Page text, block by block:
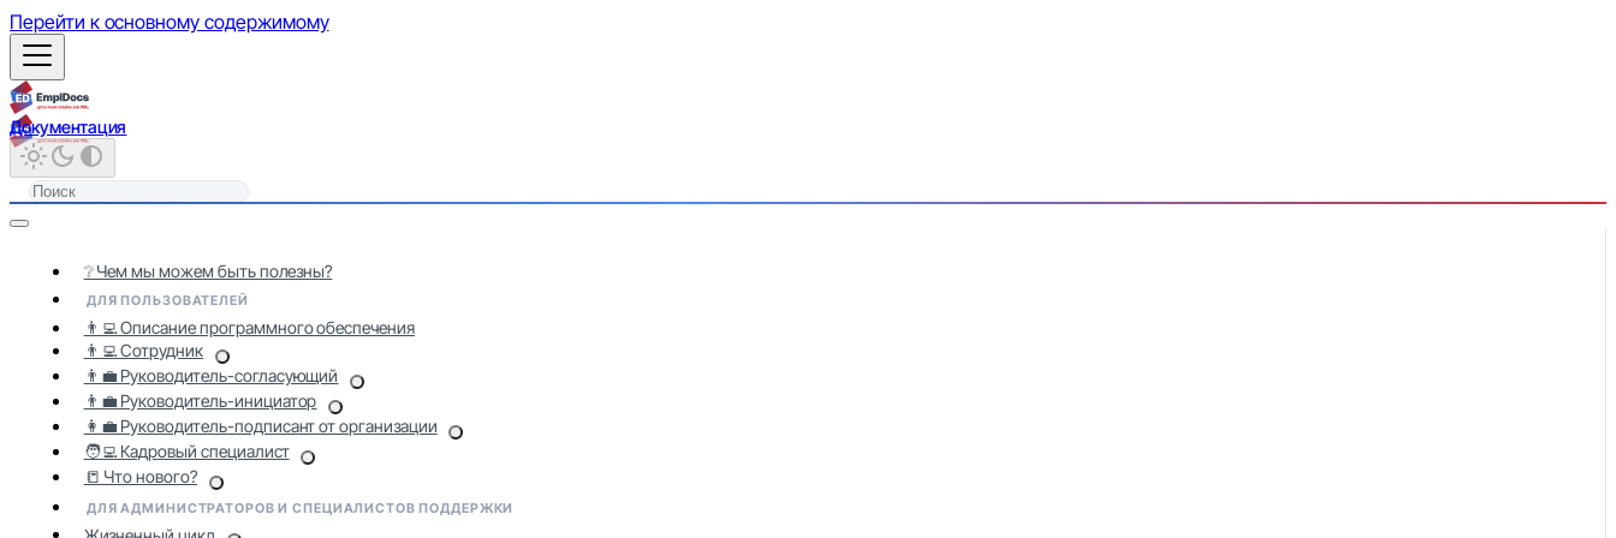
Перейти к основному содержимому
Документация
❔ Чем мы можем быть полезны?
ДЛЯ ПОЛЬЗОВАТЕЛЕЙ
👨‍💻 Описание программного обеспечения
👨‍💻 Сотрудник
👨‍💼 Руководитель-согласующий
👨‍💼 Руководитель-инициатор
👩‍💼 Руководитель-подписант от организации
🧑‍💻 Кадровый специалист
📒 Что нового?
ДЛЯ АДМИНИСТРАТОРОВ И СПЕЦИАЛИСТОВ ПОДДЕРЖКИ